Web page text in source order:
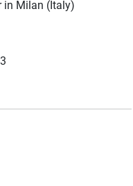
in Milan (Italy)